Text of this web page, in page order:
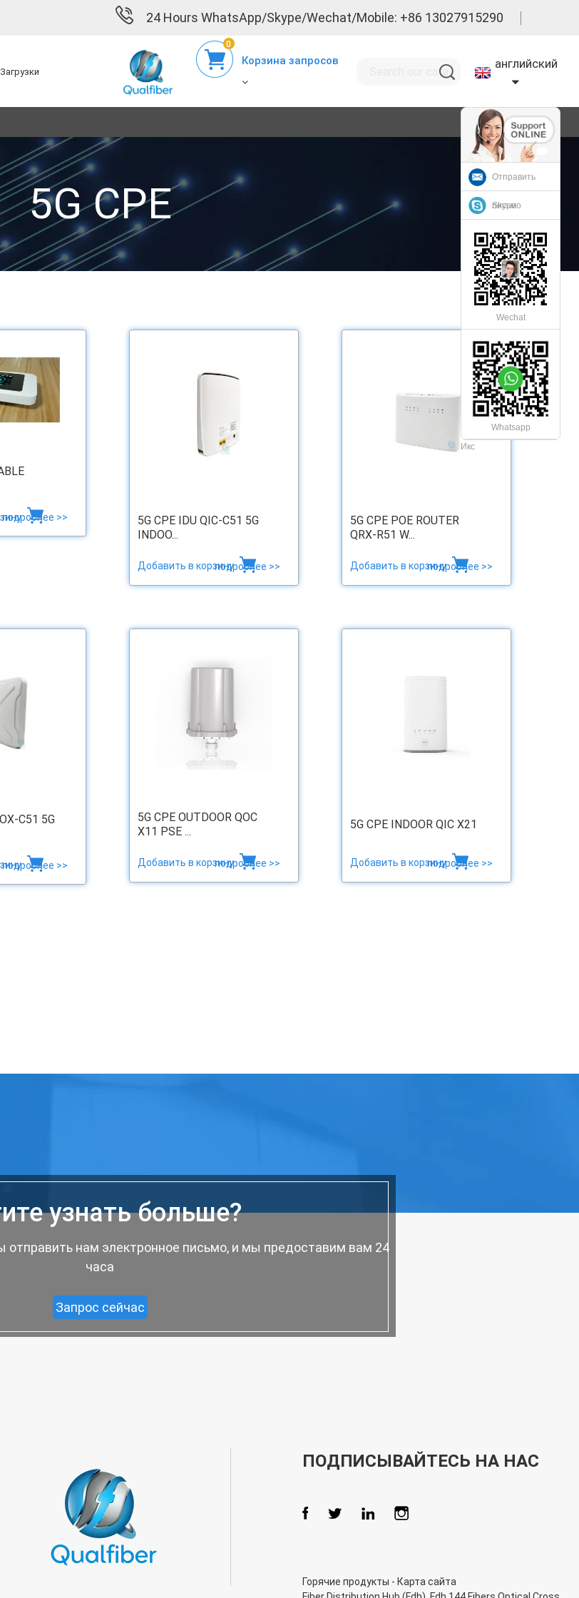
24 Hours WhatsApp/Skype/Wechat/Mobile: +86 13027915290
Загрузки
Корзина запросов
0
английский
5G CPE
подробнее >>
5G CPE IDU QIC-C51 5G
INDOO...
Добавить в корзинуподробнее >>
5G CPE POE ROUTER
QRX-R51 W...
Добавить в корзинуподробнее >>
C51 5G
подробнее >>
5G CPE OUTDOOR QOC
X11 PSE ...
Добавить в корзинуподробнее >>
5G CPE INDOOR QIC X21
Добавить в корзинуподробнее >>
узнать больше?
отправить нам электронное письмо, и мы предоставим вам 24
часа
Запрос сейчас
ПОДПИСЫВАЙТЕСЬ НА НАС
Горячие продукты - Карта сайта
Отправить
письмо
Skype
Wechat
Whatsapp
Икс